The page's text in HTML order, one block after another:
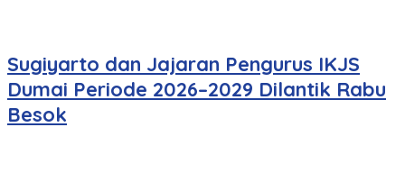
Sugiyarto dan Jajaran Pengurus IKJS
Dumai Periode 2026–2029 Dilantik Rabu
Besok